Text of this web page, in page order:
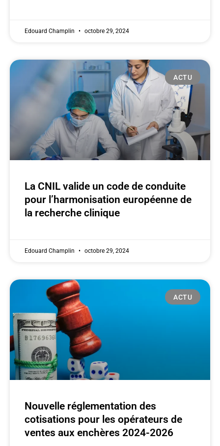
Edouard Champlin octobre 29, 2024
ACTU
La CNIL valide un code de conduite
pour l’harmonisation européenne de
la recherche clinique
Edouard Champlin octobre 29, 2024
ACTU
Nouvelle réglementation des
cotisations pour les opérateurs de
ventes aux enchères 2024-2026